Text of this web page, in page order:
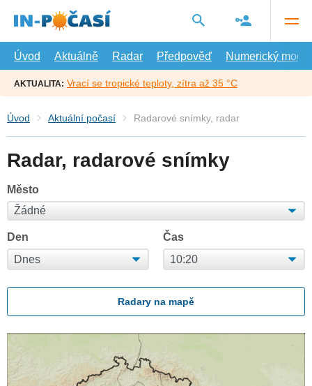
hlavní
Úvod
Aktuálně Radar Předpověď Numerický model
AKTUALITA: Vrací se tropické teploty, zítra až 35 °C
Úvod Aktuální počasí Radarové snímky, radar
Radar, radarové snímky
Město
Den Čas
Radary na mapě